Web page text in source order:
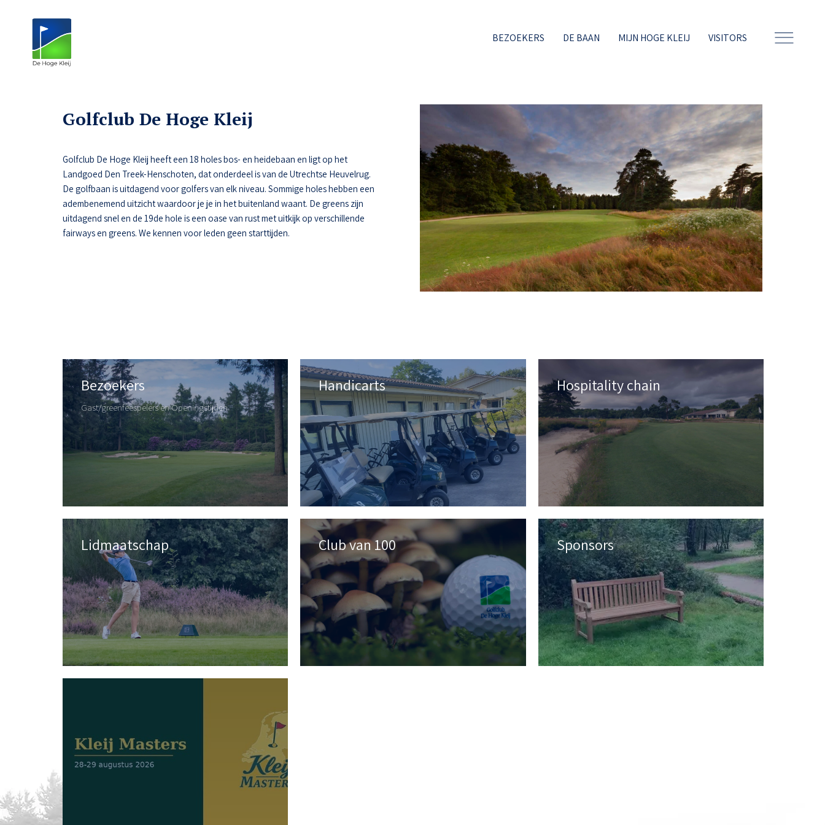
BEZOEKERS DE BAAN MIJN HOGE KLEIJ VISITORS
Golfclub De Hoge Kleij
Golfclub De Hoge Kleij heeft een 18 holes bos- en heidebaan en ligt op het
Landgoed Den Treek-Henschoten, dat onderdeel is van de Utrechtse Heuvelrug.
De golfbaan is uitdagend voor golfers van elk niveau. Sommige holes hebben een
adembenemend uitzicht waardoor je je in het buitenland waant. De greens zijn
uitdagend snel en de 19de hole is een oase van rust met uitkijk op verschillende
fairways en greens. We kennen voor leden geen starttijden.
Bezoekers
Gast/greenfeespelers en Openingstijden
Handicarts Hospitality chain
Lidmaatschap Club van 100 Sponsors